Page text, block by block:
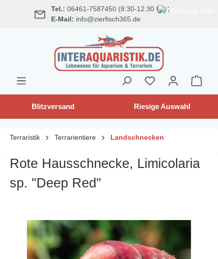
springen Tel.: 06461-7587450 (8:30-12:30 Uhr)
E-Mail: info@zierfisch365.de
Blitzversand Riesige Auswahl
Terraristik Terrarientiere Landschnecken
Rote Hausschnecke, Limicolaria
sp. "Deep Red"
Bildergalerie überspringen